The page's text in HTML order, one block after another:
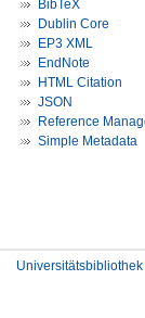
BibTeX
Dublin Core
EP3 XML
EndNote
HTML Citation
JSON
Reference
Simple Metadata